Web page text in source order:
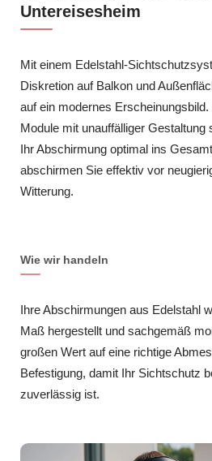
Untereisesheim
Mit einem Edelstahl-
Diskretion auf Balkon und
auf ein modernes
Module mit unauffälliger Gestaltung
Ihr Abschirmung optimal ins
abschirmen Sie effektiv vor
Witterung.
Wie wir handeln
Ihre Abschirmungen aus Edelstahl
Maß hergestellt und sachgemäß
großen Wert auf eine richtige
Befestigung, damit Ihr Sichtschutz
zuverlässig ist.